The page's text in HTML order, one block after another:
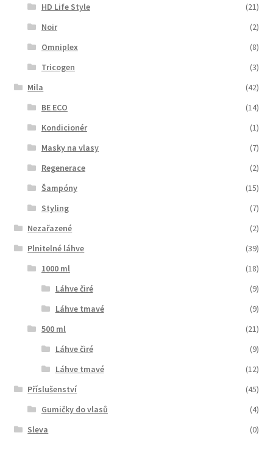
HD Life Style
(21)
Noir
(2)
Omniplex
(8)
Tricogen
(3)
Mila
(42)
BE ECO
(14)
Kondicionér
(1)
Masky na vlasy
(7)
Regenerace
(2)
Šampóny
(15)
Styling
(7)
Nezařazené
(2)
Plnitelné láhve
(39)
1000 ml
(18)
Láhve čiré
(9)
Láhve tmavé
(9)
500 ml
(21)
Láhve čiré
(9)
Láhve tmavé
(12)
Příslušenství
(45)
Gumičky do vlasů
(4)
Sleva
(0)